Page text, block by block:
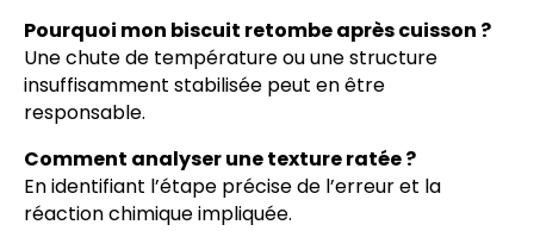
Pourquoi mon biscuit retombe après cuisson ?
Une chute de température ou une structure
insuffisamment stabilisée peut en être
responsable.
Comment analyser une texture ratée ?
En identifiant l’étape précise de l’erreur et la
réaction chimique impliquée.